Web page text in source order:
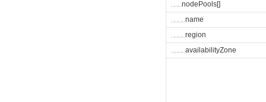
␣␣␣nodePools[]
␣␣␣␣name
␣␣␣␣region
␣␣␣␣availabilityZone